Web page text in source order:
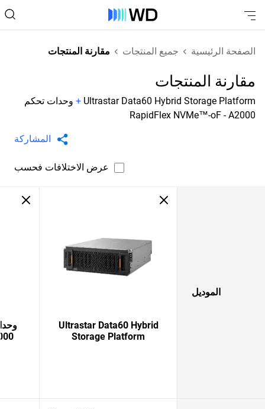
الصفحة الرئيسية جميع المنتجات مقارنة المنتجات
مقارنة المنتجات
Ultrastar Data60 Hybrid Storage Platform
+ وحدات تحكم
RapidFlex NVMe™-oF - A2000
المشاركة
عرض الاختلافات فحسب
الموديل
Ultrastar Data60 Hybrid
Storage Platform